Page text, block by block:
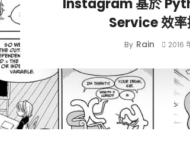
Instagram 基於
Service 效率
By Rain 2016